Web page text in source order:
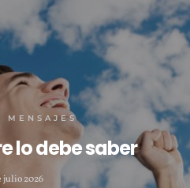
MENSAJES
lo debe saber
julio 2026